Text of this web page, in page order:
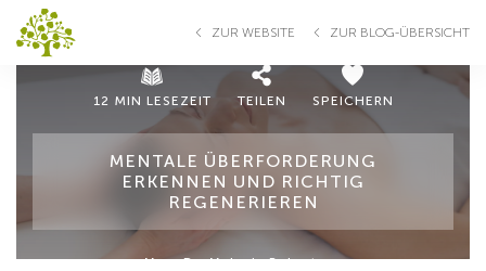
ZUR WEBSITE ZUR BLOG-ÜBERSICHT
12 MIN LESEZEIT TEILEN SPEICHERN
MENTALE ÜBERFORDERUNG
ERKENNEN UND RICHTIG
REGENERIEREN
Mag. Dr. Melanie Robertson